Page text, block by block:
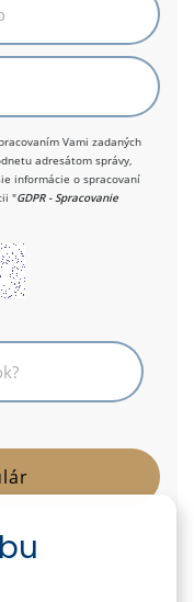
Vami zadaných
adresátom správy,
informácie o spracovaní
"GDPR - Spracovanie